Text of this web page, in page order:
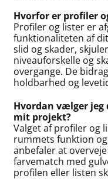
Hvorfor er profiler
Profiler og lister er
funktionaliteten af
slid og skader,
niveauforskelle og
overgange. De
holdbarhed og
Hvordan vælger
mit projekt?
Valget af profiler og
rummets funktion
anbefaler at
farvematch med
profilen eller listen